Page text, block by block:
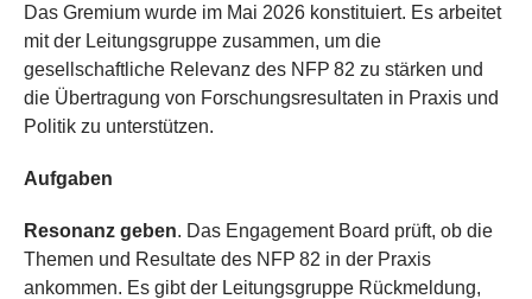
Das Gremium wurde im Mai 2026 konstituiert. Es arbeitet
mit der Leitungsgruppe zusammen, um die
gesellschaftliche Relevanz des NFP 82 zu stärken und
die Übertragung von Forschungsresultaten in Praxis und
Politik zu unterstützen.
Aufgaben
Resonanz geben. Das Engagement Board prüft, ob die
Themen und Resultate des NFP 82 in der Praxis
ankommen. Es gibt der Leitungsgruppe Rückmeldung,